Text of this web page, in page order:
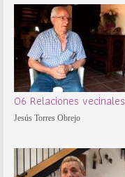
06 Relaciones vecinales
Jesús Torres Obrejo